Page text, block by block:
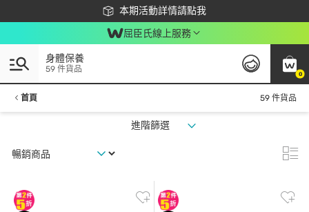
本期活動詳情請點我
下載app最高回饋$350
屈臣氏線上服務
0
身體保養
59 件貨品
首頁 59 件貨品
進階篩選